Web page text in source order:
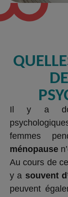
Il y a
femmes
ménopause
Au cours de
y a souvent
peuvent